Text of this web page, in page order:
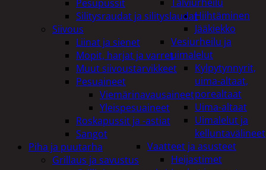
Hiihtäminen
Jääkiekko
Vesiurheilu ja
uimalelut
Kylpytynnyrit,
uima-altaat,
porealtaat
Uima-altaat
Uimalelut ja
kelluntavälineet
Vaatteet ja asusteet
Heijastimet
Pesupussit
Silitysraudat ja silityslaudat
Siivous
Liinat ja sienet
Mopit, harjat ja varret
Muut siivoustarvikkeet
Pesuaineet
Viemärinavausaineet
Yleispesuaineet
Roskapussit ja -astiat
Sangot
Piha ja puutarha
Grillaus ja savustus